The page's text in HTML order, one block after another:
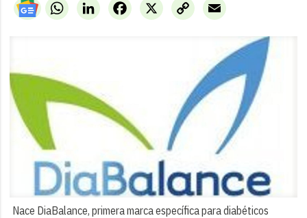
WhatsAppLinkedIn X
Facebook
Copy
Link
Email
Nace DiaBalance, primera marca específica para diabéticos